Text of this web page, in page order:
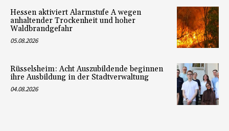
Hessen aktiviert Alarmstufe A wegen
anhaltender Trockenheit und hoher
Waldbrandgefahr
05.08.2026
Rüsselsheim: Acht Auszubildende beginnen
ihre Ausbildung in der Stadtverwaltung
04.08.2026